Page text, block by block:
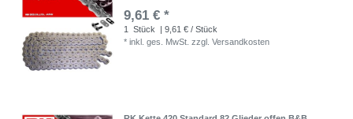
9,61 € *
1 Stück
| 9,61 € / Stück
*inkl. ges. MwSt. zzgl.Versandkosten